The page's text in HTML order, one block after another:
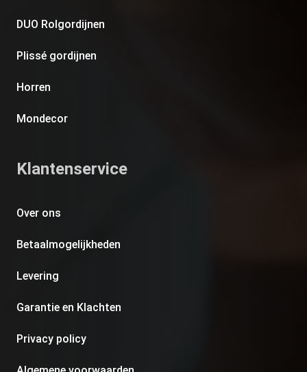
DUO Rolgordijnen
Plissé gordijnen
Horren
Mondecor
Klantenservice
Over ons
Betaalmogelijkheden
Levering
Garantie en Klachten
Privacy policy